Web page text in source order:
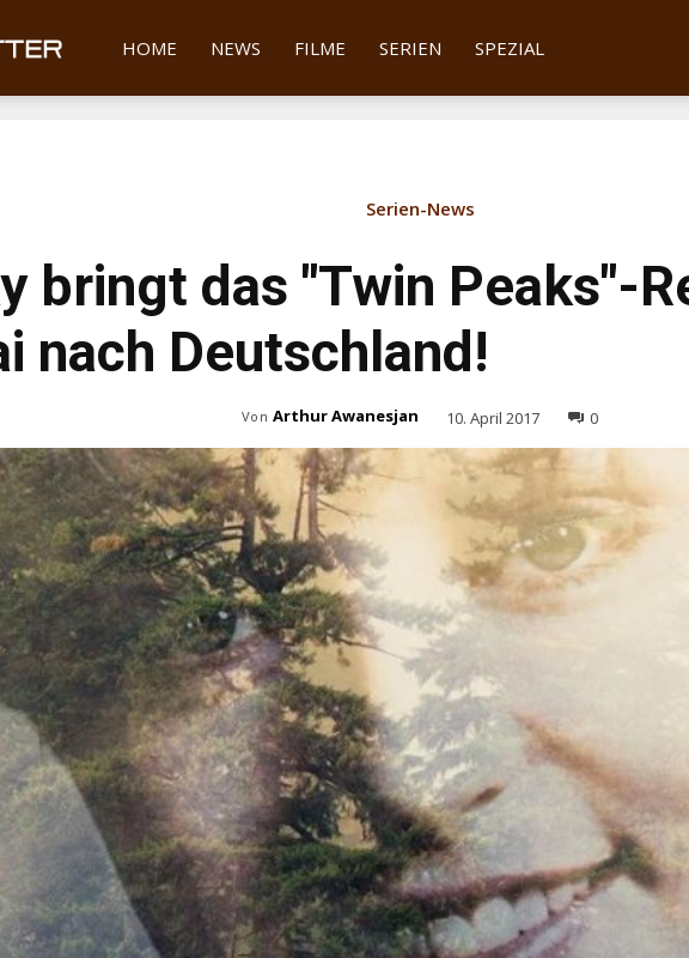
Filmfutter
HOME NEWS FILME SERIEN SPEZIAL
Serien-News
bringt das "Twin Peaks"-
nach Deutschland!
Von Arthur Awanesjan 10. April 2017 0